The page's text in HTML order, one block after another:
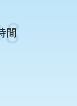
間